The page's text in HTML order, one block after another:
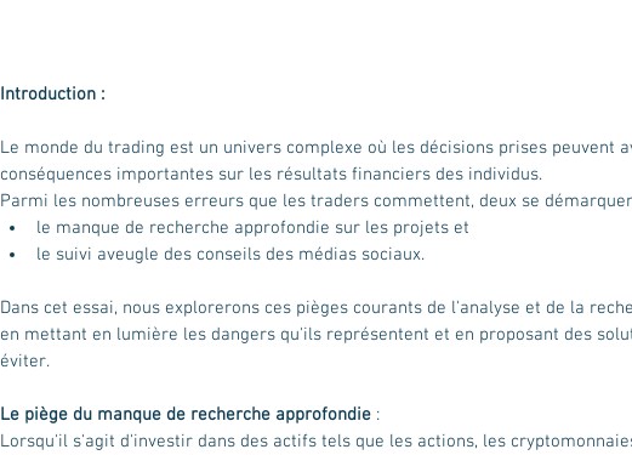
Introduction :
Le monde du trading est un univers complexe où les décisions prises peuvent
conséquences importantes sur les résultats financiers des individus.
Parmi les nombreuses erreurs que les traders commettent, deux se
le manque de recherche approfondie sur les projets et
le suivi aveugle des conseils des médias sociaux.
Dans cet essai, nous explorerons ces pièges courants de l'analyse et de la
en mettant en lumière les dangers qu'ils représentent et en proposant des
éviter.
Le piège du manque de recherche approfondie :
Lorsqu'il s'agit d'investir dans des actifs tels que les actions, les